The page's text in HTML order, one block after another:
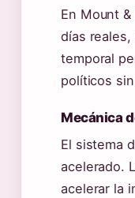
En Mount
días
temporal
políticos
Mecánica
El sistema
acelerado.
acelerar la